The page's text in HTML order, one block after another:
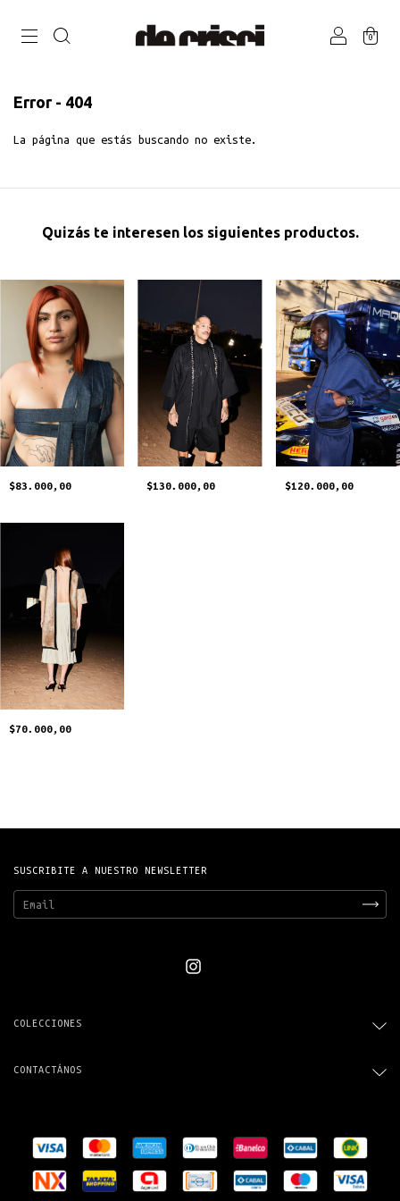
0
Error - 404
La página que estás buscando no existe.
Quizás te interesen los siguientes productos.
$83.000,00 $130.000,00 $120.000,00
$70.000,00
SUSCRIBITE A NUESTRO NEWSLETTER
COLECCIONES
CONTACTÁNOS